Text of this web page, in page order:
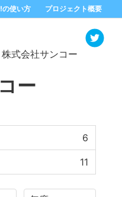
使い方 プロジェクト概要
株式会社サンコー
ー
6
11